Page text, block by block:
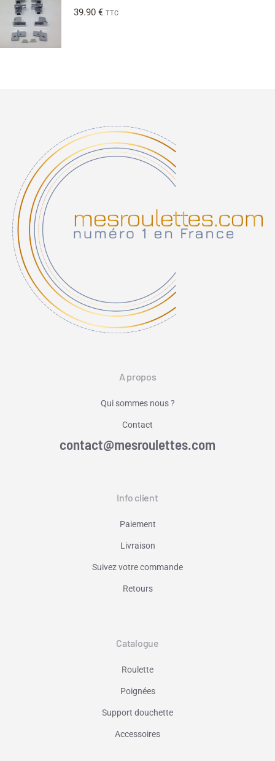
39.90 € TTC
A propos
Qui sommes nous ?
Contact
contact@mesroulettes.com
Info client
Paiement
Livraison
Suivez votre commande
Retours
Catalogue
Roulette
Poignées
Support douchette
Accessoires